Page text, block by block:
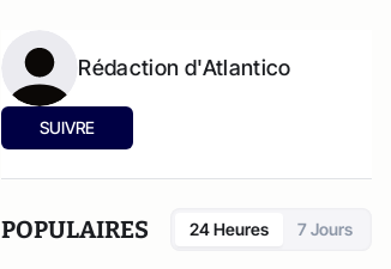
Rédaction d'Atlantico
SUIVRE
POPULAIRES 24 Heures 7 Jours